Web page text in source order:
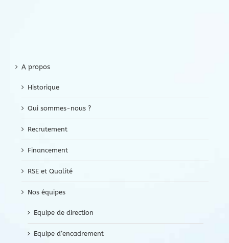
A propos
Historique
Qui sommes-nous ?
Recrutement
Financement
RSE et Qualité
Nos équipes
Equipe de direction
Equipe d’encadrement